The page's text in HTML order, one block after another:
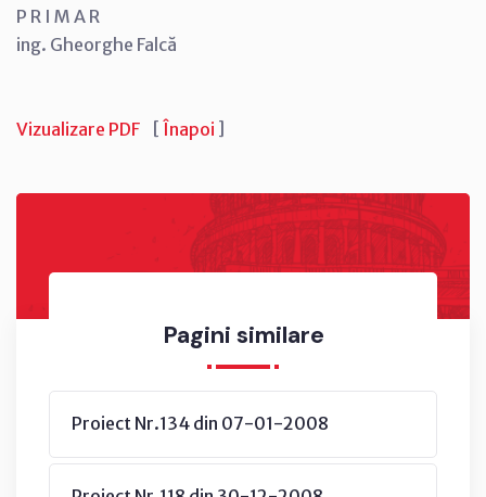
Pagini similare
Proiect Nr.134 din 07-01-2008
P R I M A R
ing. Gheorghe Falcă
Vizualizare PDF [ Înapoi ]